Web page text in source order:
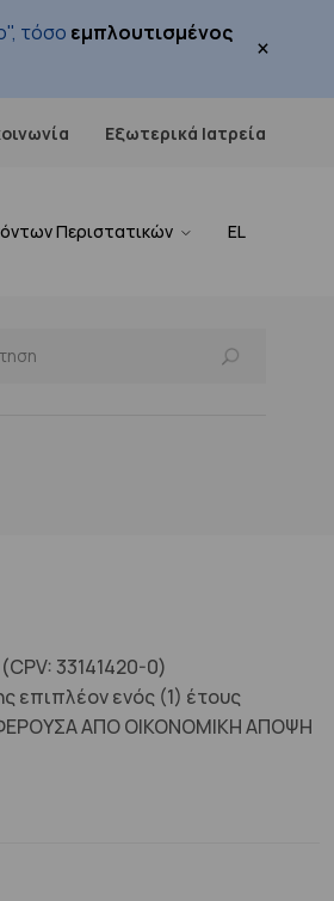
τόσο εμπλουτισμένος
×
Εξωτερικά Ιατρεία
Περιστατικών EL
33141420-0)
επιπλέον ενός (1) έτους
ΑΠΟ ΟΙΚΟΝΟΜΙΚΗ ΑΠΟΨΗ